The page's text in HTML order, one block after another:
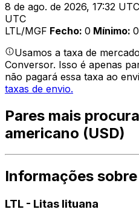
8 de ago. de 2026, 17:32
UTC
LTL/MGF Fecho: 0 Mínimo: 0
Usamos a taxa de
Conversor. Isso é apenas
não pagará essa taxa ao
taxas de envio.
Pares mais
americano (USD)
Informações
LTL - Litas lituana